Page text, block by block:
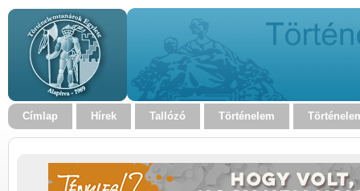
Címlap Hírek Tallózó Történelem